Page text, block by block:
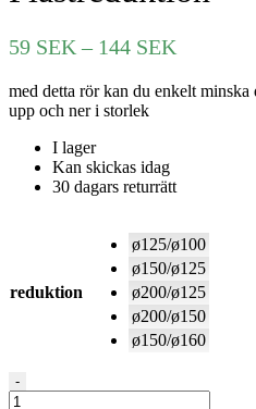
59 SEK – 144 SEK
till
med detta rör kan du enkelt
upp och ner i storlek
I lager
Kan skickas idag
30 dagars returrätt
reduktion
ø125/ø100
ø150/ø125
ø200/ø125
ø200/ø150
ø150/ø160
Plastreduktion
mängd
-